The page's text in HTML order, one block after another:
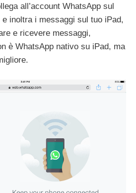
all’account WhatsApp sul
e inoltra i messaggi sul tuo iPad,
e ricevere messaggi,
è WhatsApp nativo su iPad, ma